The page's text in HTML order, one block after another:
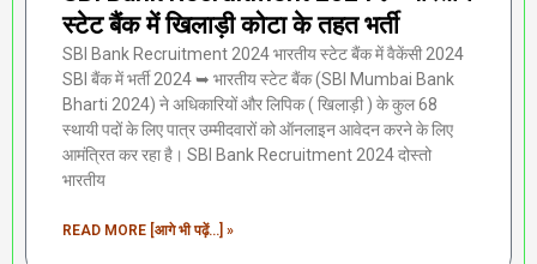
स्टेट बैंक में खिलाड़ी कोटा के तहत भर्ती
SBI Bank Recruitment 2024 भारतीय स्टेट बैंक में वैकेंसी 2024
SBI बैंक में भर्ती 2024 ➥ भारतीय स्टेट बैंक (SBI Mumbai Bank
Bharti 2024) ने अधिकारियों और लिपिक ( खिलाड़ी ) के कुल 68
स्थायी पदों के लिए पात्र उम्मीदवारों को ऑनलाइन आवेदन करने के लिए
आमंत्रित कर रहा है। SBI Bank Recruitment 2024 दोस्तो
भारतीय
READ MORE [आगे भी पढ़ें...] »